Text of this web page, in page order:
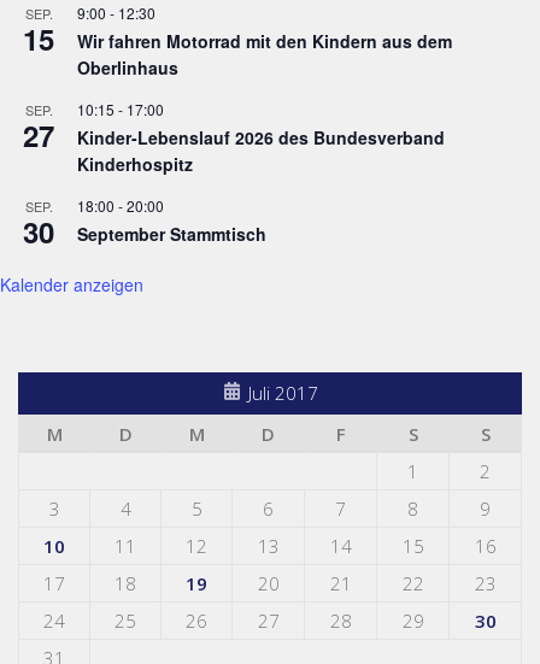
SEP.
15
9:00 - 12:30
Wir fahren Motorrad mit den Kindern aus dem
Oberlinhaus
SEP.
27
10:15 - 17:00
Kinder-Lebenslauf 2026 des Bundesverband
Kinderhospitz
SEP.
30
18:00 -20:00
September Stammtisch
Kalender anzeigen
Juli 2017
M
D M D F S
S
1
2
3
4 5 6 7 8
9
10
11 12 13 14 15
16
17
18 19 20 21 22
23
24
25 26 27 28 29
30
31